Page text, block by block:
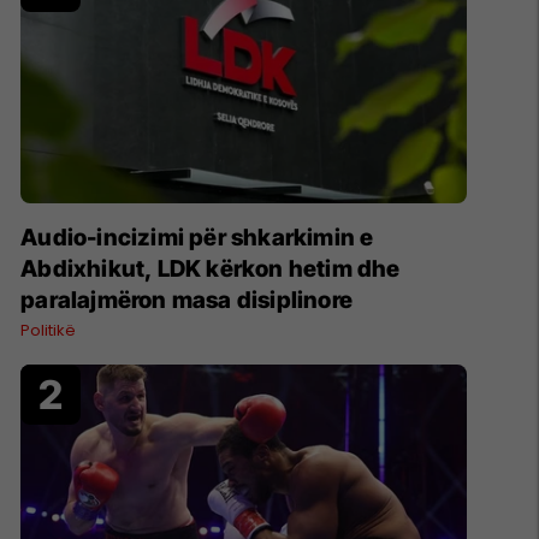
Audio-incizimi për shkarkimin e
Abdixhikut, LDK kërkon hetim dhe
paralajmëron masa disiplinore
Politikë